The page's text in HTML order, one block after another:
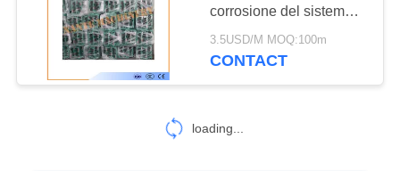
CITAZIONE
COMPANY
corrosione del sistema
ferroviario del conduttore
per lo strumento elettrico
3.5USD/M MOQ:100m
CONTACT
loading...